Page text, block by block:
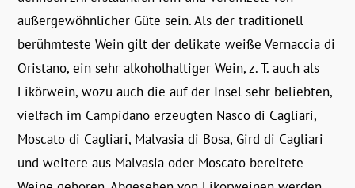
außergewöhnlicher Güte sein. Als der traditionell
berühmteste Wein gilt der delikate weiße Vernaccia di
Oristano, ein sehr alkoholhaltiger Wein, z. T. auch als
Likörwein, wozu auch die auf der Insel sehr beliebten,
vielfach im Campidano erzeugten Nasco di Cagliari,
Moscato di Cagliari, Malvasia di Bosa, Gird di Cagliari
und weitere aus Malvasia oder Moscato bereitete